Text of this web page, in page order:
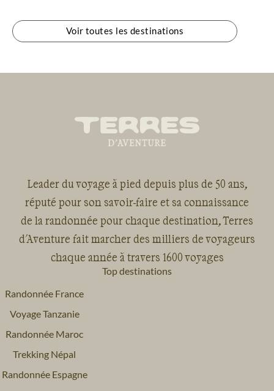
Voir toutes les destinations
Leader du voyage à pied depuis plus de 50 ans,
réputé pour son savoir-faire et sa connaissance
de la randonnée pour chaque destination, Terres
d'Aventure fait marcher des milliers de voyageurs
chaque année à travers 1600 voyages
Top destinations
Randonnée France
Voyage Tanzanie
Randonnée Maroc
Trekking Népal
Randonnée Espagne